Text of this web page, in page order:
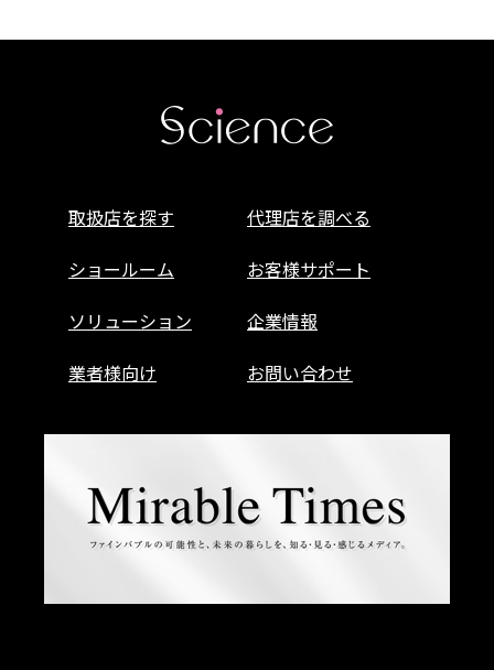
取扱店を探す
代理店を調べる
ショールーム
お客様サポート
ソリューション
企業情報
業者様向け
お問い合わせ